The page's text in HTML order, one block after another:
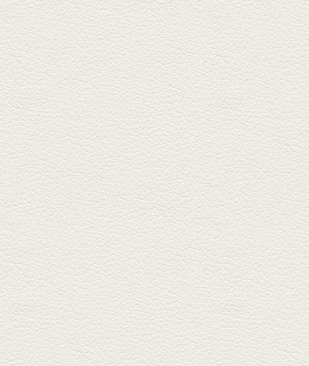
2025年11月7日放送
贅沢馬刺し盛合せ＆極上
馬肉しゃぶしゃぶ
籠町通り『熊本郷土料理 酒ト肴
もなか』で熊本県産の馬肉料理
を！...
2025年10月17日放送
ヒレ焼き＆牛ひれ肉汁カ
レー
武蔵小路で人気の『ヒレ肉じゅ
んちゃん』へ。『銀ハイ』で乾
杯！ブ...
2025年9月26日放送
フォンダンエッグ＆二郎
系にんにくパスタ
北区麻生田の人気店『多酒多菜
満月』へ。『しろ』水割で乾
杯！出...
2025年9月5日放送
あくまのポテサラ＆変わ
り天ぷら盛り合わせ
武蔵小路の「たぬきと銀杏」で
自慢の「変わり天ぷら」を